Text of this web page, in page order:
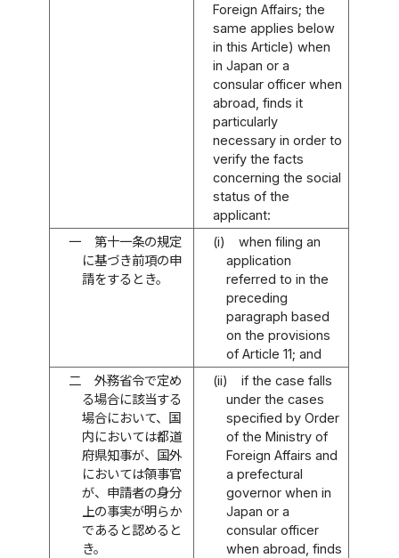
Foreign Affairs; the
same applies below
in this Article) when
in Japan or a
consular officer when
abroad, finds it
particularly
necessary in order to
verify the facts
concerning the social
status of the
applicant:
一
第十一条の規定
に基づき前項の申
請をするとき。
(i)
when filing an
application
referred to in the
preceding
paragraph based
on the provisions
of Article 11; and
二
外務省令で定め
る場合に該当する
場合において、国
内においては都道
府県知事が、国外
においては領事官
が、申請者の身分
上の事実が明らか
であると認めると
き。
(ii)
if the case falls
under the cases
specified by Order
of the Ministry of
Foreign Affairs and
a prefectural
governor when in
Japan or a
consular officer
when abroad, finds